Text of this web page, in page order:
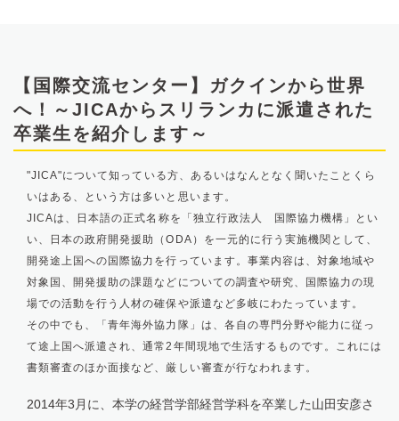
【国際交流センター】ガクインから世界
へ！～JICAからスリランカに派遣された
卒業生を紹介します～
"JICA"について知っている方、あるいはなんとなく聞いたことくら
いはある、という方は多いと思います。
JICAは、日本語の正式名称を「独立行政法人 国際協力機構」とい
い、日本の政府開発援助（ODA）を一元的に行う実施機関として、
開発途上国への国際協力を行っています。事業内容は、対象地域や
対象国、開発援助の課題などについての調査や研究、国際協力の現
場での活動を行う人材の確保や派遣など多岐にわたっています。
その中でも、「青年海外協力隊」は、各自の専門分野や能力に従っ
て途上国へ派遣され、通常2年間現地で生活するものです。これには
書類審査のほか面接など、厳しい審査が行なわれます。
2014年3月に、本学の経営学部経営学科を卒業した山田安彦さ